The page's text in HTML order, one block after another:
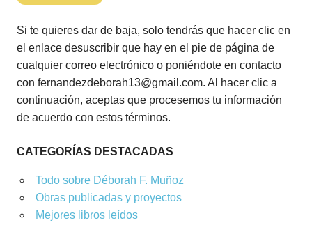
Si te quieres dar de baja, solo tendrás que hacer clic en
el enlace desuscribir que hay en el pie de página de
cualquier correo electrónico o poniéndote en contacto
con fernandezdeborah13@gmail.com. Al hacer clic a
continuación, aceptas que procesemos tu información
de acuerdo con estos términos.
CATEGORÍAS DESTACADAS
Todo sobre Déborah F. Muñoz
Obras publicadas y proyectos
Mejores libros leídos